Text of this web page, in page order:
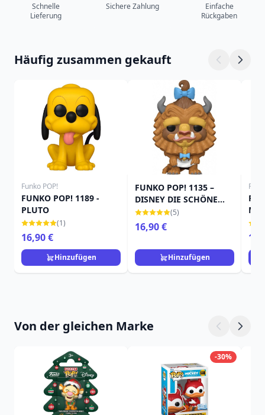
Schnelle
Lieferung
Sichere Zahlung
Einfache
Rückgaben
Häufig zusammen gekauft
Funko POP!
FUNKO POP! 1189 -
PLUTO
(1)
16,90 €
Hinzufügen
FUNKO POP! 1135 –
DISNEY DIE SCHÖNE
UND DAS BIEST – BIEST
MIT LOCKIGEM HAAR
(5)
16,90 €
Hinzufügen
Von der gleichen Marke
-30%